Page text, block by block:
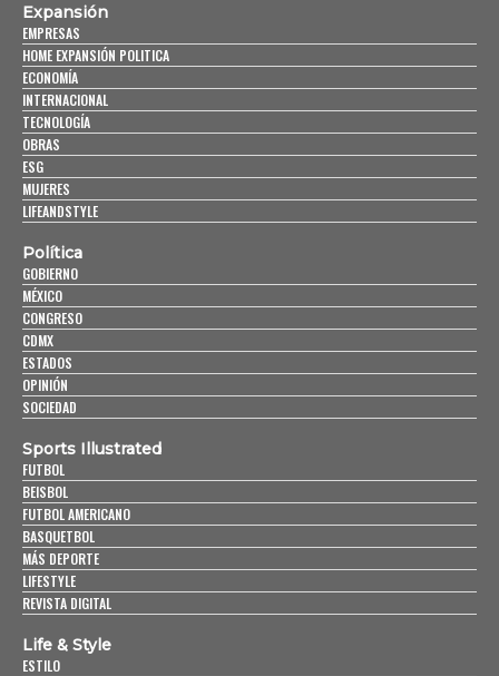
Expansión
EMPRESAS
HOME EXPANSIÓN POLITICA
ECONOMÍA
INTERNACIONAL
TECNOLOGÍA
OBRAS
ESG
MUJERES
LIFEANDSTYLE
Política
GOBIERNO
MÉXICO
CONGRESO
CDMX
ESTADOS
OPINIÓN
SOCIEDAD
Sports Illustrated
FUTBOL
BEISBOL
FUTBOL AMERICANO
BASQUETBOL
MÁS DEPORTE
LIFESTYLE
REVISTA DIGITAL
Life & Style
ESTILO